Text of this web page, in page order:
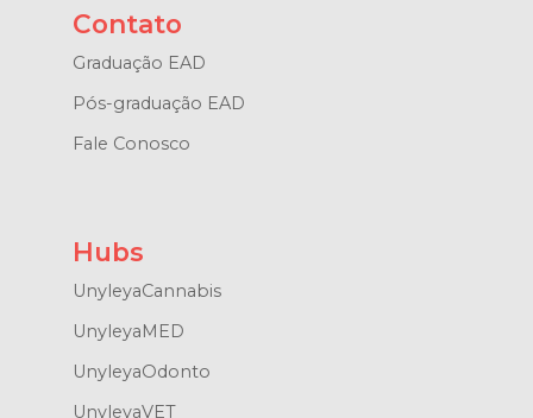
Contato
Graduação EAD
Pós-graduação EAD
Fale Conosco
Hubs
UnyleyaCannabis
UnyleyaMED
UnyleyaOdonto
UnyleyaVET